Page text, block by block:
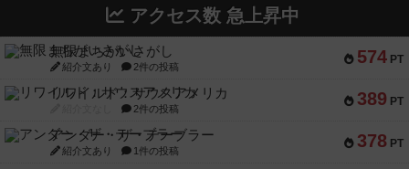
アクセス数 急上昇中
574 PT
無限まちがいさがし
紹介文あり 2件の投稿
389 PT
リワイルド：サウスアメリカ
2件の投稿
378 PT
アンダー・ザ・テーブラー
紹介文あり 1件の投稿